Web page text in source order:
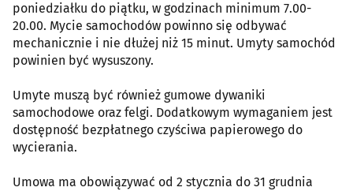
poniedziałku do piątku, w godzinach minimum 7.00-
20.00. Mycie samochodów powinno się odbywać
mechanicznie i nie dłużej niż 15 minut. Umyty samochód
powinien być wysuszony.
Umyte muszą być również gumowe dywaniki
samochodowe oraz felgi. Dodatkowym wymaganiem jest
dostępność bezpłatnego czyściwa papierowego do
wycierania.
Umowa ma obowiązywać od 2 stycznia do 31 grudnia